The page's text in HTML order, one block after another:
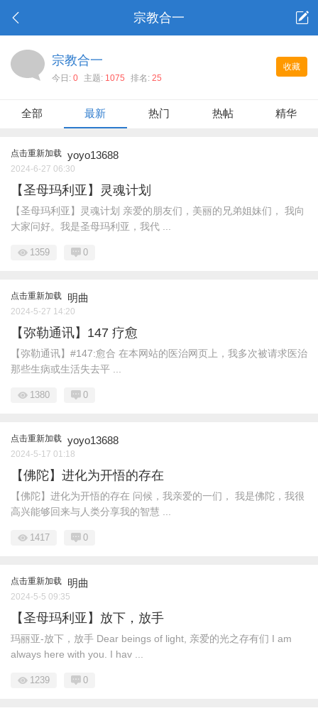
宗教合一
收藏
宗教合一
今日: 0 主题: 1075 排名: 25
全部 最新 热门 热帖 精华
点击重新加载 yoyo13688
2024-6-27 06:30
【圣母玛利亚】灵魂计划
【圣母玛利亚】灵魂计划 亲爱的朋友们，美丽的兄弟姐妹们， 我向
大家问好。我是圣母玛利亚，我代 ...
1359 0
点击重新加载 明曲
2024-5-27 14:20
【弥勒通讯】147 疗愈
【弥勒通讯】#147:愈合 在本网站的医治网页上，我多次被请求医治
那些生病或生活失去平 ...
1380 0
点击重新加载 yoyo13688
2024-5-17 01:18
【佛陀】进化为开悟的存在
【佛陀】进化为开悟的存在 问候，我亲爱的一们， 我是佛陀，我很
高兴能够回来与人类分享我的智慧 ...
1417 0
点击重新加载 明曲
2024-5-5 09:35
【圣母玛利亚】放下，放手
玛丽亚-放下，放手 Dear beings of light, 亲爱的光之存有们 I am
always here with you. I hav ...
1239 0